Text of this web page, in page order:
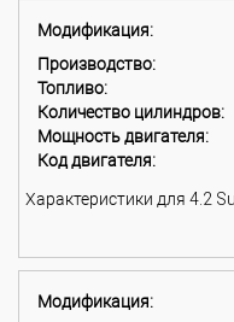
Модификация:
Производство:
Топливо:
Количество цилиндров:
Мощность двигателя:
Код двигателя:
Характеристики для 4.2
Модификация: